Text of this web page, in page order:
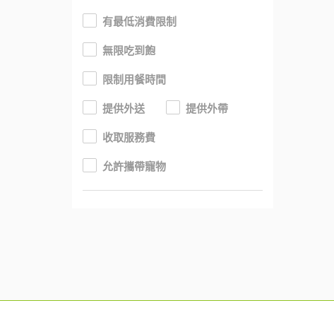
有最低消費限制
無限吃到飽
限制用餐時間
提供外送 提供外帶
收取服務費
允許攜帶寵物